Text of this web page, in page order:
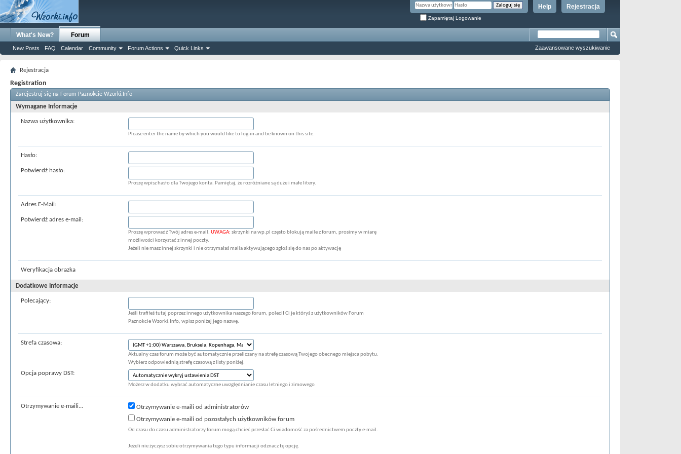
Rejestracja
Help
Zapamiętaj Logowanie
What's New? Forum
New Posts FAQ Calendar Community Forum Actions Quick Links Zaawansowane wyszukiwanie
Rejestracja
Registration
Zarejestruj się na Forum Paznokcie Wzorki.Info
Wymagane Informacje
Nazwa użytkownika:
Please enter the name by which you would like to log-in and be known on this site.
Hasło:
Potwierdź hasło:
Proszę wpisz hasło dla Twojego konta. Pamiętaj, że rozróżniane są duże i małe litery.
Adres E-Mail:
Potwierdź adres e-mail:
Proszę wprowadź Twój adres e-mail. UWAGA: skrzynki na wp.pl często blokują maile z forum, prosimy w miarę
możliwości korzystać z innej poczty.
Jeżeli nie masz innej skrzynki i nie otrzymałaś maila aktywującego zgłoś się do nas po aktywację
Weryfikacja obrazka
Dodatkowe Informacje
Polecający:
Jeśli trafiłeś tutaj poprzez innego użytkownika naszego forum, polecił Ci je któryś z użytkowników Forum
Paznokcie Wzorki.Info, wpisz poniżej jego nazwę.
Strefa czasowa:
Aktualny czas forum może być automatycznie przeliczany na strefę czasową Twojego obecnego miejsca pobytu.
Wybierz odpowiednią strefę czasową z listy poniżej.
Opcja poprawy DST:
Możesz w dodatku wybrać automatyczne uwzględnianie czasu letniego i zimowego
Otrzymywanie e-maili...
Otrzymywanie e-maili od administratorów
Otrzymywanie e-maili od pozostałych użytkowników forum
Od czasu do czasu administratorzy forum mogą chcieć przesłać Ci wiadomość za pośrednictwem poczty e-mail.
Jeżeli nie życzysz sobie otrzymywania tego typu informacji odznacz tę opcję.